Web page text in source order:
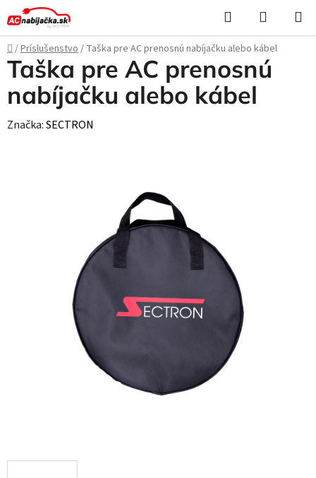
Prejsť
na
obsah
Hľadať
KOŠÍK
Domov
/Príslušenstvo/ Taška pre AC prenosnú nabíjačku alebo kábel
Taška pre AC prenosnú
nabíjačku alebo kábel
Značka:SECTRON